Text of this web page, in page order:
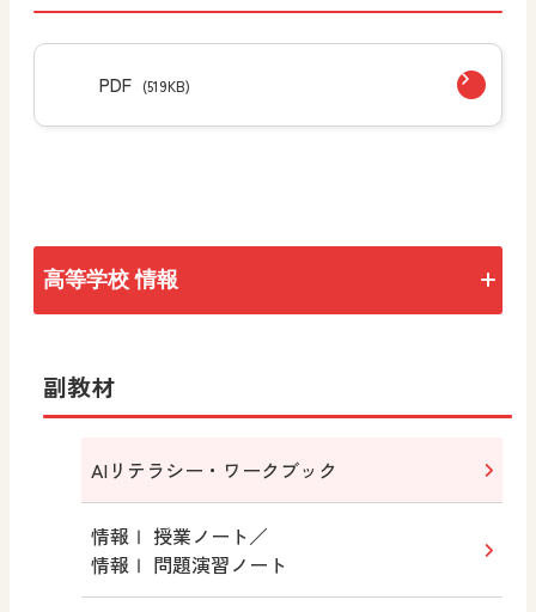
PDF (519KB)
高等学校 情報
情報Ⅰ ADVANCED
情報Ⅰ 図解と実習
副教材
AIリテラシー・ワークブック
情報Ⅰ 授業ノート／
情報Ⅰ 問題演習ノート